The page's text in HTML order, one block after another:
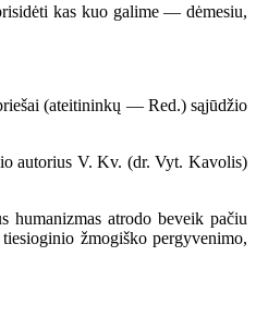
kas kuo galime — dėmesiu,
(ateitininkų — Red.) sąjūdžio
autorius V. Kv. (dr. Vyt. Kavolis)
humanizmas atrodo beveik pačiu
žmogiško pergyvenimo,